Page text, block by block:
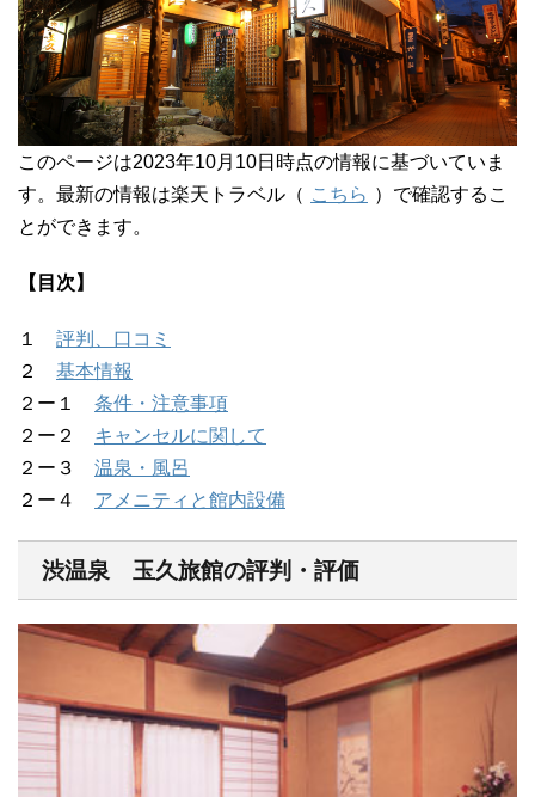
このページは2023年10月10日時点の情報に基づいていま
す。最新の情報は楽天トラベル（ こちら ）で確認するこ
とができます。
【目次】
１ 評判、口コミ
２ 基本情報
２ー１ 条件・注意事項
２ー２ キャンセルに関して
２ー３ 温泉・風呂
２ー４ アメニティと館内設備
渋温泉 玉久旅館の評判・評価